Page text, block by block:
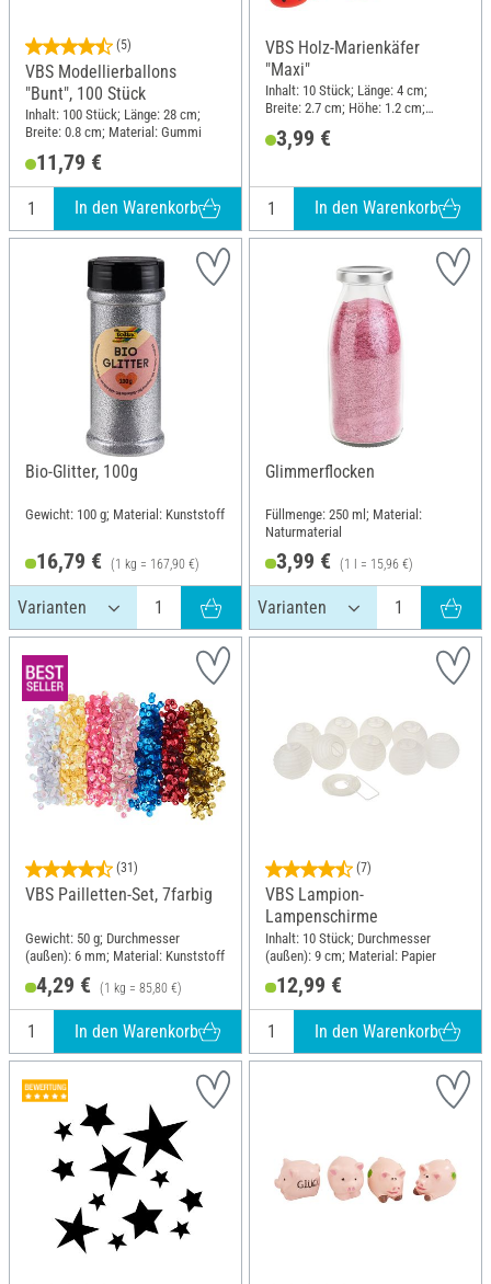
(5)
VBS Modellierballons
"Bunt", 100 Stück
Inhalt: 100 Stück; Länge: 28 cm;
Breite: 0.8 cm; Material: Gummi
11,79 €
In den Warenkorb
VBS Holz-Marienkäfer
"Maxi"
Inhalt: 10 Stück; Länge: 4 cm;
Breite: 2.7 cm; Höhe: 1.2 cm;
3,99 €
In den Warenkorb
Bio-Glitter, 100g
Gewicht: 100 g; Material: Kunststoff
16,79 € (1 kg = 167,90 €)
Glimmerflocken
Füllmenge: 250 ml; Material:
Naturmaterial
3,99 € (1 l = 15,96 €)
(31)
VBS Pailletten-Set, 7farbig
Gewicht: 50 g; Durchmesser
(außen): 6 mm; Material: Kunststoff
4,29 € (1 kg = 85,80 €)
In den Warenkorb
(7)
VBS Lampion-
Lampenschirme
Inhalt: 10 Stück; Durchmesser
(außen): 9 cm; Material: Papier
12,99 €
In den Warenkorb